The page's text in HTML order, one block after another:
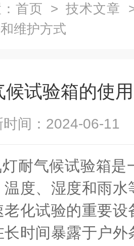
首页 > 技术文章
维护方式
候试验箱的使
时间：2024-06-
气候试验箱是
温度、湿度和雨
老化试验的重要
时间暴露于户